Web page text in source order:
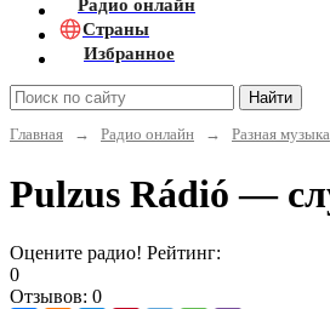
Радио онлайн
Страны
Избранное
Найти
Главная
→ Радио онлайн → Разная музыка
Pulzus Rádió —
Оцените радио! Рейтинг:
0
Отзывов: 0